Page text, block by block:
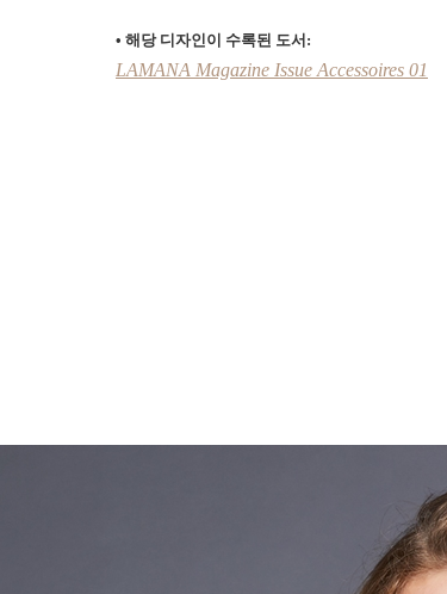
• 해당 디자인이 수록된 도서:
LAMANA Magazine Issue Accessoires 01